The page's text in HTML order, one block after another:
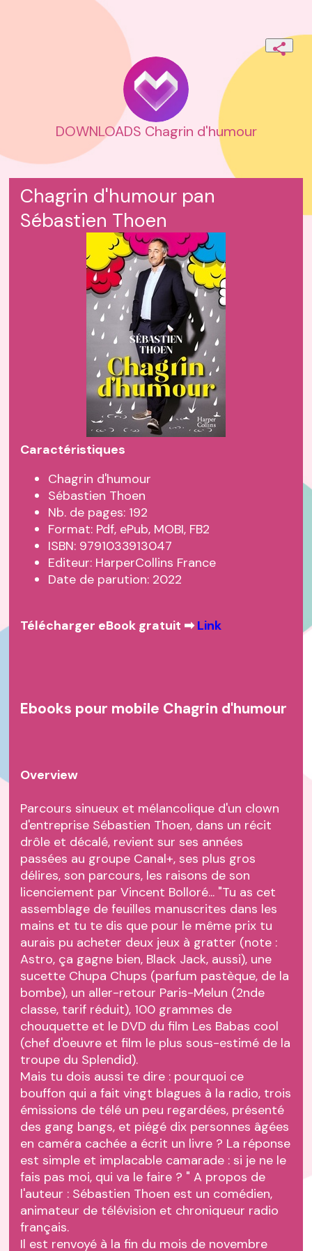
DOWNLOADS Chagrin d'humour
Chagrin d'humour pan
Sébastien Thoen
Caractéristiques
Chagrin d'humour
Sébastien Thoen
Nb. de pages: 192
Format: Pdf, ePub, MOBI, FB2
ISBN: 9791033913047
Editeur: HarperCollins France
Date de parution: 2022
Télécharger eBook gratuit ➡Link
Ebooks pour mobile Chagrin d'humour
Overview
Parcours sinueux et mélancolique d'un clown
d'entreprise Sébastien Thoen, dans un récit
drôle et décalé, revient sur ses années
passées au groupe Canal+, ses plus gros
délires, son parcours, les raisons de son
licenciement par Vincent Bolloré... "Tu as cet
assemblage de feuilles manuscrites dans les
mains et tu te dis que pour le même prix tu
aurais pu acheter deux jeux à gratter (note :
Astro, ça gagne bien, Black Jack, aussi), une
sucette Chupa Chups (parfum pastèque, de la
bombe), un aller-retour Paris-Melun (2nde
classe, tarif réduit), 100 grammes de
chouquette et le DVD du film Les Babas cool
(chef d'oeuvre et film le plus sous-estimé de la
troupe du Splendid).
Mais tu dois aussi te dire : pourquoi ce
bouffon qui a fait vingt blagues à la radio, trois
émissions de télé un peu regardées, présenté
des gang bangs, et piégé dix personnes âgées
en caméra cachée a écrit un livre ? La réponse
est simple et implacable camarade : si je ne le
fais pas moi, qui va le faire ? " A propos de
l'auteur : Sébastien Thoen est un comédien,
animateur de télévision et chroniqueur radio
français.
Il est renvoyé à la fin du mois de novembre